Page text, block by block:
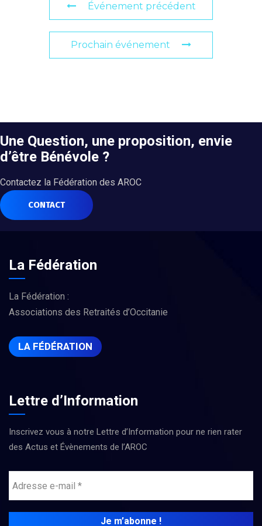
Événement précédent
Prochain événement
Une Question, une proposition, envie
d’être Bénévole ?
Contactez la Fédération des AROC
CONTACT
La Fédération
La Fédération :
Associations des Retraités d’Occitanie
LA FÉDÉRATION
Lettre d’Information
Inscrivez vous à notre Lettre d’Information pour ne rien rater
des Actus et Évènements de l’AROC